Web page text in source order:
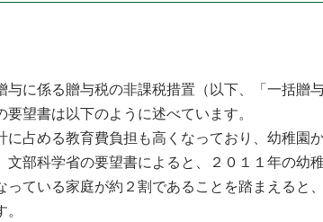
に係る贈与税の非課税措置（以下、「一括贈
望書は以下のように述べています。
占める教育費負担も高くなっており、幼稚園
部科学省の要望書によると、２０１１年の幼
ている家庭が約２割であることを踏まえると